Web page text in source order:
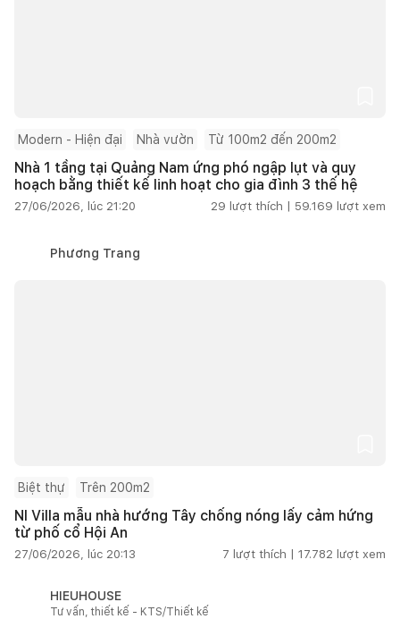
Modern - Hiện đại Nhà vườn Từ 100m2 đến 200m2
Nhà 1 tầng tại Quảng Nam ứng phó ngập lụt và quy
hoạch bằng thiết kế linh hoạt cho gia đình 3 thế hệ
27/06/2026, lúc 21:20 29 lượt thích | 59.169 lượt xem
Phương Trang
Biệt thự Trên 200m2
NI Villa mẫu nhà hướng Tây chống nóng lấy cảm hứng
từ phố cổ Hội An
27/06/2026, lúc 20:13 7 lượt thích | 17.782 lượt xem
HIEUHOUSE
Tư vấn, thiết kế - KTS/Thiết kế